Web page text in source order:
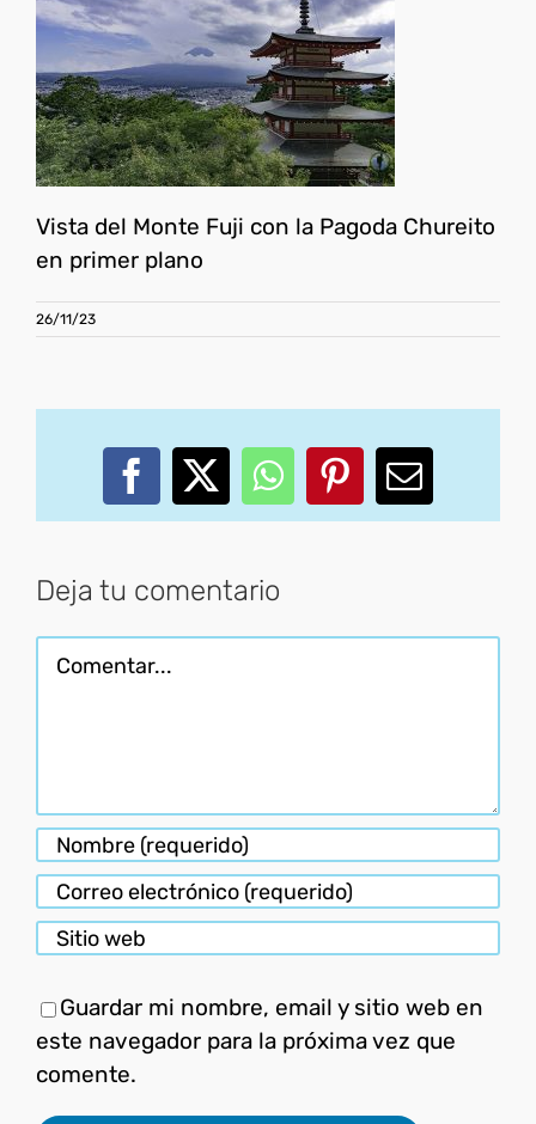
Vista del Monte Fuji con la Pagoda Chureito
en primer plano
26/11/23
Facebook
X WhatsApp
PinterestCorreo
Deja tu comentario
Comentar
Guardar mi nombre, email y sitio web en
este navegador para la próxima vez que
comente.